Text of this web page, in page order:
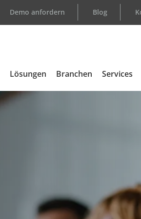
Demo anfordern Blog
Lösungen Branchen
Aerospace & Defense
Services
Certified